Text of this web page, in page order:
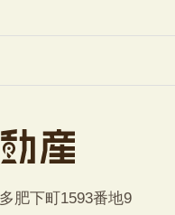
肥下町1593番地9